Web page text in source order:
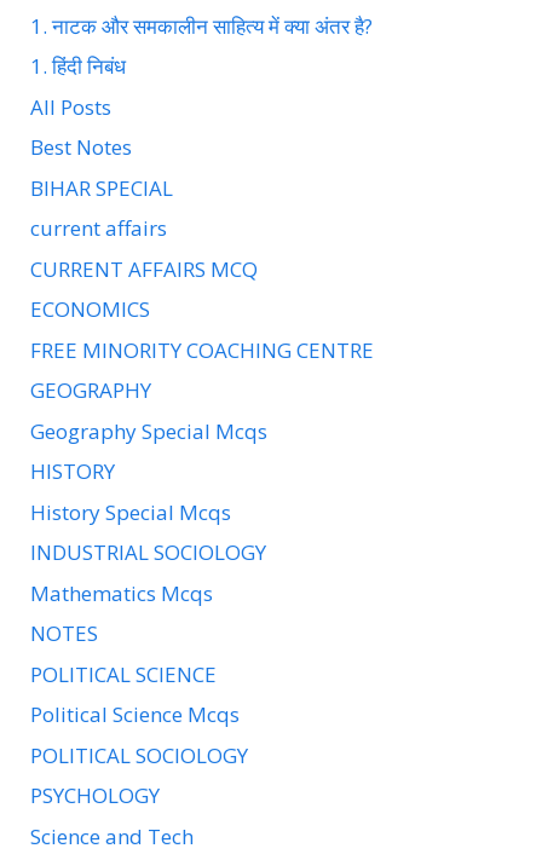
1. नाटक और समकालीन साहित्य में क्या अंतर है?
1. हिंदी निबंध
All Posts
Best Notes
BIHAR SPECIAL
current affairs
CURRENT AFFAIRS MCQ
ECONOMICS
FREE MINORITY COACHING CENTRE
GEOGRAPHY
Geography Special Mcqs
HISTORY
History Special Mcqs
INDUSTRIAL SOCIOLOGY
Mathematics Mcqs
NOTES
POLITICAL SCIENCE
Political Science Mcqs
POLITICAL SOCIOLOGY
PSYCHOLOGY
Science and Tech